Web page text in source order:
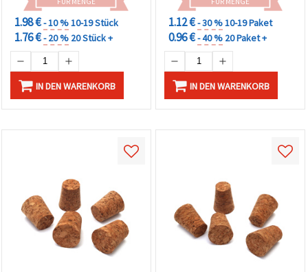
Alle
akzeptieren
Cookie-
Einstellungen
1.98 €- 10 %10-19 Stück
1.76 €- 20 % 20 Stück +
IN DEN WARENKORB
1.12 €- 30 %10-19 Paket
0.96 €- 40 % 20 Paket +
IN DEN WARENKORB